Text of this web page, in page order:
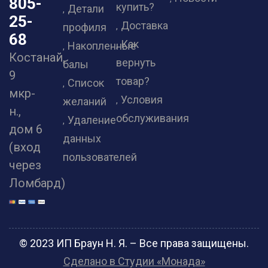
805-
25-
68
Костанай,
9
мкр-
н.,
дом 6
(вход
через
Ломбард)
Детали
профиля
Накопленные
балы
Список
желаний
Удаление
данных
пользователей
купить?
Доставка
Как
вернуть
товар?
Условия
обслуживания
© 2023 ИП Браун Н. Я. – Все права защищены.
Сделано в Студии «Монада»